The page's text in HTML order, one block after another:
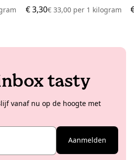
€ 3,30€ 33,00 per1 kilogram
tasty
vanaf nu op de hoogte met
Aanmelden